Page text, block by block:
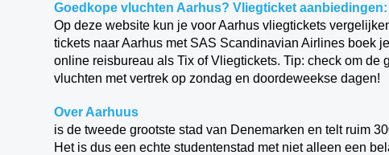
Goedkope vluchten Aarhus? Vliegticket aanbiedingen:
Op deze website kun je voor Aarhus vliegtickets
tickets naar Aarhus met SAS Scandinavian Airlines boek
online reisbureau als Tix of Vliegtickets. Tip: check om
vluchten met vertrek op zondag en doordeweekse dagen!
Over Aarhuus
is de tweede grootste stad van Denemarken en telt ruim
Het is dus een echte studentenstad met niet alleen een